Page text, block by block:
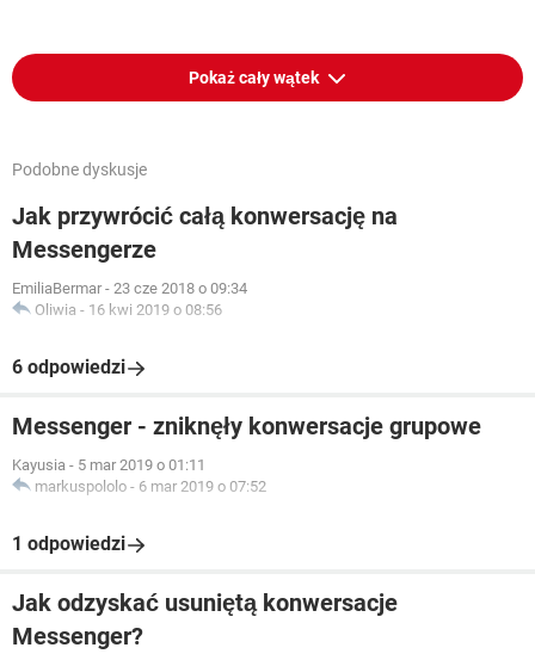
Pokaż cały wątek
Podobne dyskusje
Jak przywrócić całą konwersację na
Messengerze
EmiliaBermar - 23 cze 2018 o 09:34
Oliwia - 16 kwi 2019 o 08:56
6 odpowiedzi
Messenger - zniknęły konwersacje grupowe
Kayusia - 5 mar 2019 o 01:11
markuspololo - 6 mar 2019 o 07:52
1 odpowiedzi
Jak odzyskać usuniętą konwersacje
Messenger?